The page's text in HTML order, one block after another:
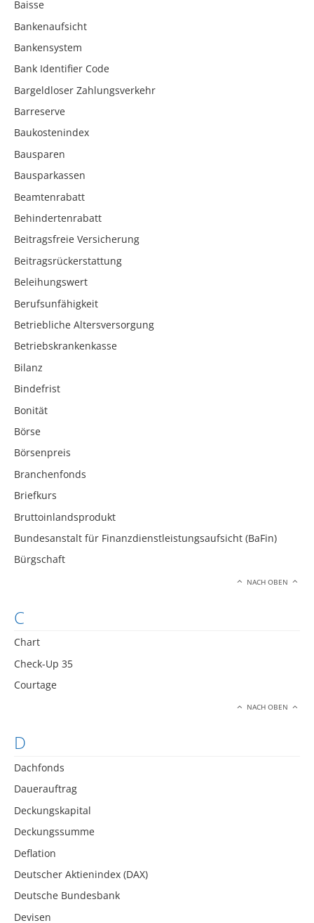
Baisse
Bankenaufsicht
Bankensystem
Bank Identifier Code
Bargeldloser Zahlungsverkehr
Barreserve
Baukostenindex
Bausparen
Bausparkassen
Beamtenrabatt
Behindertenrabatt
Beitragsfreie Versicherung
Beitragsrückerstattung
Beleihungswert
Berufsunfähigkeit
Betriebliche Altersversorgung
Betriebskrankenkasse
Bilanz
Bindefrist
Bonität
Börse
Börsenpreis
Branchenfonds
Briefkurs
Bruttoinlandsprodukt
Bundesanstalt für Finanzdienstleistungsaufsicht (BaFin)
Bürgschaft
NACH OBEN
C
Chart
Check-Up 35
Courtage
NACH OBEN
D
Dachfonds
Dauerauftrag
Deckungskapital
Deckungssumme
Deflation
Deutscher Aktienindex (DAX)
Deutsche Bundesbank
Devisen